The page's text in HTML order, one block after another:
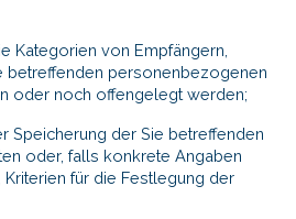
Kategorien von Empfängern,
betreffenden personenbezogenen
oder noch offengelegt werden;
Speicherung der Sie betreffenden
oder, falls konkrete Angaben
für die Festlegung der